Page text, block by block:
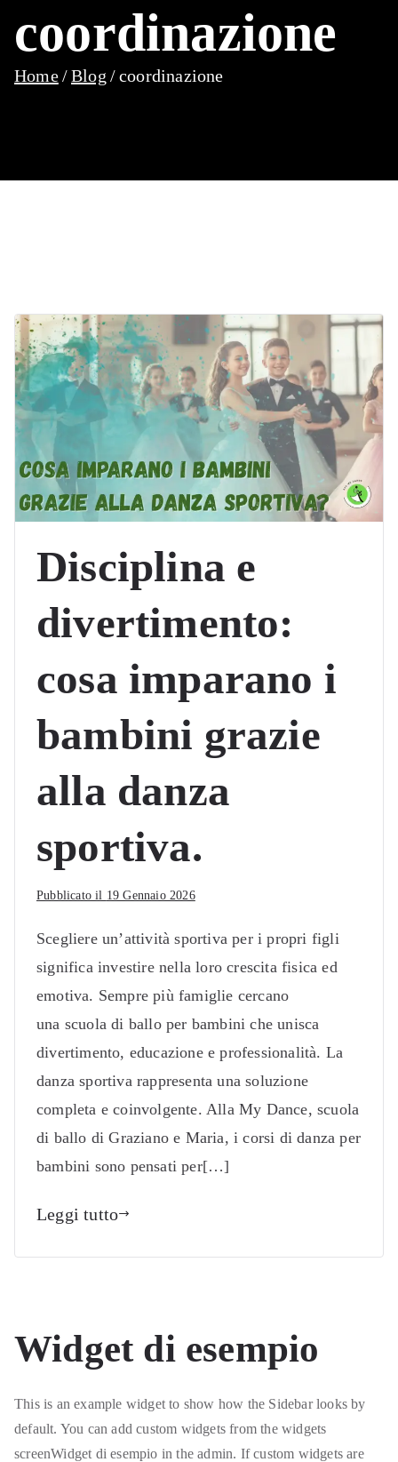
coordinazione
Home Blog coordinazione
Disciplina e
divertimento:
cosa imparano i
bambini grazie
alla danza
sportiva.
Pubblicato il 19 Gennaio 2026
Scegliere un’attività sportiva per i propri figli
significa investire nella loro crescita fisica ed
emotiva. Sempre più famiglie cercano
una scuola di ballo per bambini che unisca
divertimento, educazione e professionalità. La
danza sportiva rappresenta una soluzione
completa e coinvolgente. Alla My Dance, scuola
di ballo di Graziano e Maria, i corsi di danza per
bambini sono pensati per[…]
Leggi tutto
Widget di esempio
This is an example widget to show how the Sidebar looks by
default. You can add custom widgets from the widgets
screenWidget di esempio in the admin. If custom widgets are